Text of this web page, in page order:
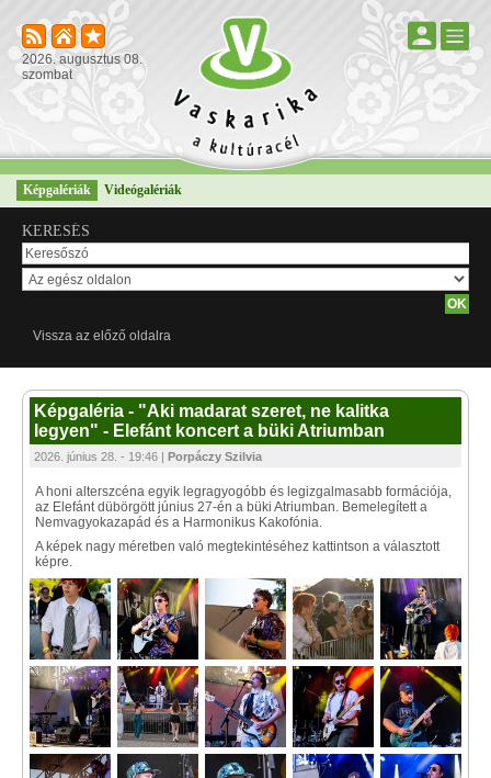
2026. augusztus 08.
szombat
Képgalériák Videógalériák
KERESÉS
Vissza az előző oldalra
Képgaléria - "Aki madarat szeret, ne kalitka
legyen" - Elefánt koncert a büki Atriumban
2026. június 28. - 19:46 | Porpáczy Szilvia
A honi alterszcéna egyik legragyogóbb és legizgalmasabb formációja,
az Elefánt dübörgött június 27-én a büki Atriumban. Bemelegített a
Nemvagyokazapád és a Harmonikus Kakofónia.
A képek nagy méretben való megtekintéséhez kattintson a választott
képre.